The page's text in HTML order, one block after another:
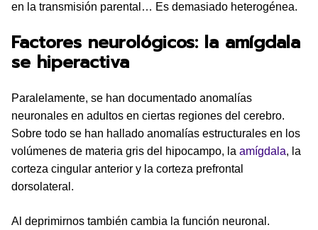
en la transmisión parental… Es demasiado heterogénea.
Factores neurológicos: la amígdala
se hiperactiva
Paralelamente, se han documentado anomalías
neuronales en adultos en ciertas regiones del cerebro.
Sobre todo se han hallado anomalías estructurales en los
volúmenes de materia gris del hipocampo, la amígdala, la
corteza cingular anterior y la corteza prefrontal
dorsolateral.
Al deprimirnos también cambia la función neuronal.